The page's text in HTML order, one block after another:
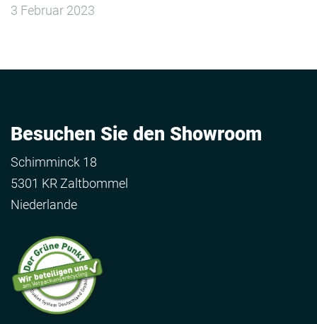
3 Februar 2023
Besuchen Sie den Showroom
Schimminck 18
5301 KR Zaltbommel
Niederlande